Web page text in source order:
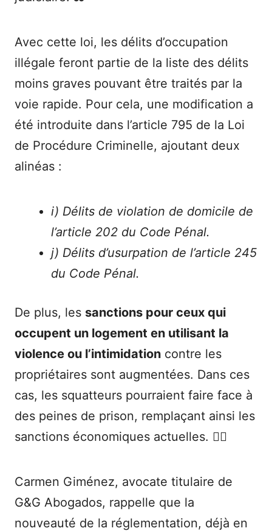
Avec cette loi, les délits d’occupation
illégale feront partie de la liste des délits
moins graves pouvant être traités par la
voie rapide. Pour cela, une modification a
été introduite dans l’article 795 de la Loi
de Procédure Criminelle, ajoutant deux
alinéas :
i) Délits de violation de domicile de
l’article 202 du Code Pénal.
j) Délits d’usurpation de l’article 245
du Code Pénal.
De plus, les sanctions pour ceux qui
occupent un logement en utilisant la
violence ou l’intimidation contre les
propriétaires sont augmentées. Dans ces
cas, les squatteurs pourraient faire face à
des peines de prison, remplaçant ainsi les
sanctions économiques actuelles. 👮‍♀️
Carmen Giménez, avocate titulaire de
G&G Abogados, rappelle que la
nouveauté de la réglementation, déjà en